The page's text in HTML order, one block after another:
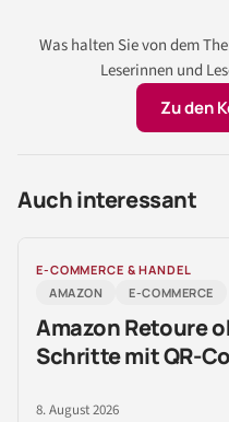
Was halten Sie von dem
Leserinnen und
Zu den
Auch interessant
E-COMMERCE & HANDEL
AMAZON
E-COMMERCE
Amazon Retoure
Schritte mit QR-
8. August 2026